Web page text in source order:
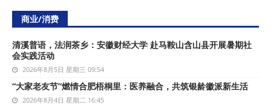
商业/消费
清溪普语，法润茶乡：安徽财经大学 赴马鞍山含山县开展暑期社
会实践活动
2026年8月5日 星期三 09:54
“大家老友节”燃情合肥梧桐里：医养融合，共筑银龄徽派新生活
2026年8月4日 星期二 16:45